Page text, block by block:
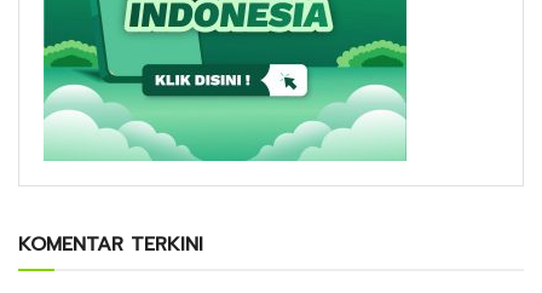
KOMENTAR TERKINI